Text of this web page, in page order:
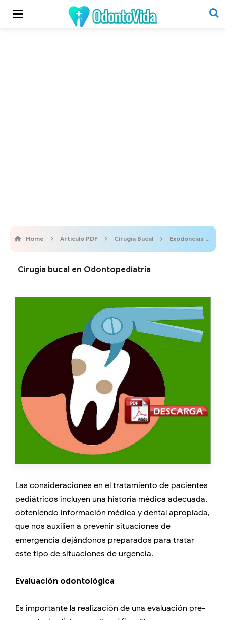
Home Artículo PDF Cirugía Bucal Exodoncias
Cirugía bucal en Odontopediatría
Las consideraciones en el tratamiento de pacientes
pediátricos incluyen una historia médica adecuada,
obteniendo información médica y dental apropiada,
que nos auxilien a prevenir situaciones de
emergencia dejándonos preparados para tratar
este tipo de situaciones de urgencia.
Evaluación odontológica
Es importante la realización de una evaluación pre-